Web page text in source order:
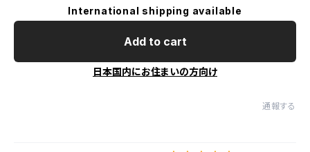
International shipping available
Add to cart
日本国内にお住まいの方向け
通報する